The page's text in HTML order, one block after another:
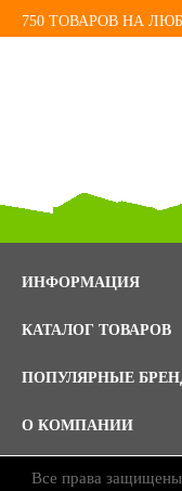
750 ТОВАРОВ НА
ИНФОРМАЦИЯ
КАТАЛОГ ТОВАРОВ
ПОПУЛЯРНЫЕ
О КОМПАНИИ
Все права